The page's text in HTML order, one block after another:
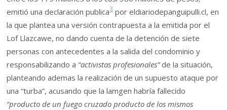
emitió una declaración publica3por eldiariodepanguipulli.cl, en
la que plantea una versión contrapuesta a la emitida por el
Lof Llazcawe, no dando cuenta de la detención de siete
personas con antecedentes a la salida del condominio y
responsabilizando a “activistas profesionales”de la situación,
planteando ademas la realización de un supuesto ataque por
una “turba”, acusando que la lamgen habría fallecido
“producto de un fuego cruzado producto de los mismos